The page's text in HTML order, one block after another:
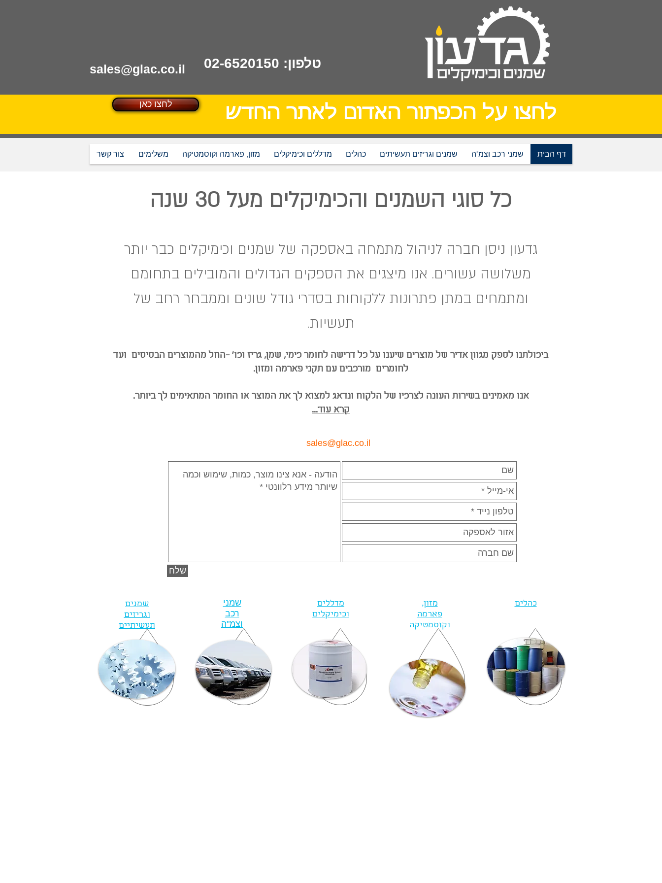
sales@glac.co.il טלפון: 02-6520150
צור קשר משלימים מזון, פארמה וקוסמטיקה מדללים וכימיקלים כהלים שמנים וגריזים תעשיתים שמני רכב וצמ"ה דף הבית
כל סוגי השמנים והכימיקלים מעל 30 שנה
גדעון ניסן חברה לניהול מתמחה באספקה של שמנים וכימיקלים כבר יותר
משלושה עשורים. אנו מיצגים את הספקים הגדולים והמובילים בתחומם
ומתמחים במתן פתרונות ללקוחות בסדרי גודל שונים וממבחר רחב של
תעשיות.
ביכולתנו לספק מגוון אדיר של מוצרים שיענו על כל דרישה לחומר כימי, שמן, גריז וכו' -החל מהמוצרים הבסיסים ועד
לחומרים מורכבים עם תקני פארמה ומזון.
אנו מאמינים בשירות העונה לצרכיו של הלקוח ונדאג למצוא לך את המוצר או החומר המתאימים לך ביותר.
קרא עוד...
sales@glac.co.il
שלח
שמנים
וגריזים
תעשיתיים
שמני
רכב
וצמ"ה
מדללים
וכימיקלים
כהלים
מזון,
פארמה
וקוסמטיקה
לחצו כאן לחצו על הכפתור האדום לאתר החדש